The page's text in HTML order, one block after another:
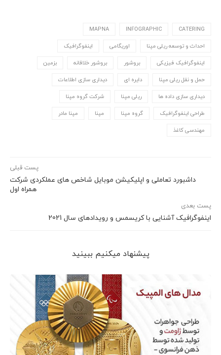
CATERING
INFOGRAPHIC
MAPNA
احداث و توسعه ریلی مپنا اوریگامی اینفوگرافیک
اینفوگرافیک فیزیکی بروشور بروشور خلاقانه بزمین
حمل و نقل ریلی مپنا دایره ای دیداری سازی اطلاعات
دیداری سازی داده ها ریلی مپنا شرکت گروه مپنا
طراحی اینفوگرافیک گروه مپنا مپنا مپنا مادر
مهندسی کاغذ
پست قبلی
داشبورد تعاملی و اپلیکیشن موبایل شاخص های عملکردی شرکت
همراه اول
پست بعدی
اینفوگرافیک آشنایی با کریسمس و رویدادهای سال 2021
پیشنهاد می‎کنیم ببینید